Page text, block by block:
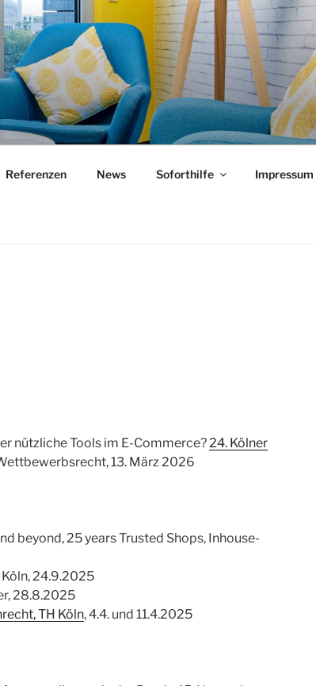
Referenzen News Soforthilfe Impressum
nützliche Tools im E-Commerce? 24. Kölner
13. März 2026
beyond, 25 years Trusted Shops, Inhouse-
Köln, 24.9.2025
28.8.2025
TH Köln, 4.4. und 11.4.2025